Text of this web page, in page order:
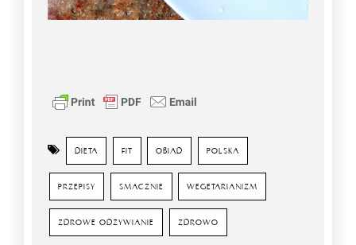
DIETA FIT OBIAD POLSKA
PRZEPISY SMACZNIE WEGETARIANIZM
ZDROWE ODŻYWIANIE ZDROWO